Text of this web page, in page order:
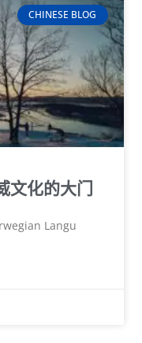
CHINESE BLOG
文化的大门
Langu